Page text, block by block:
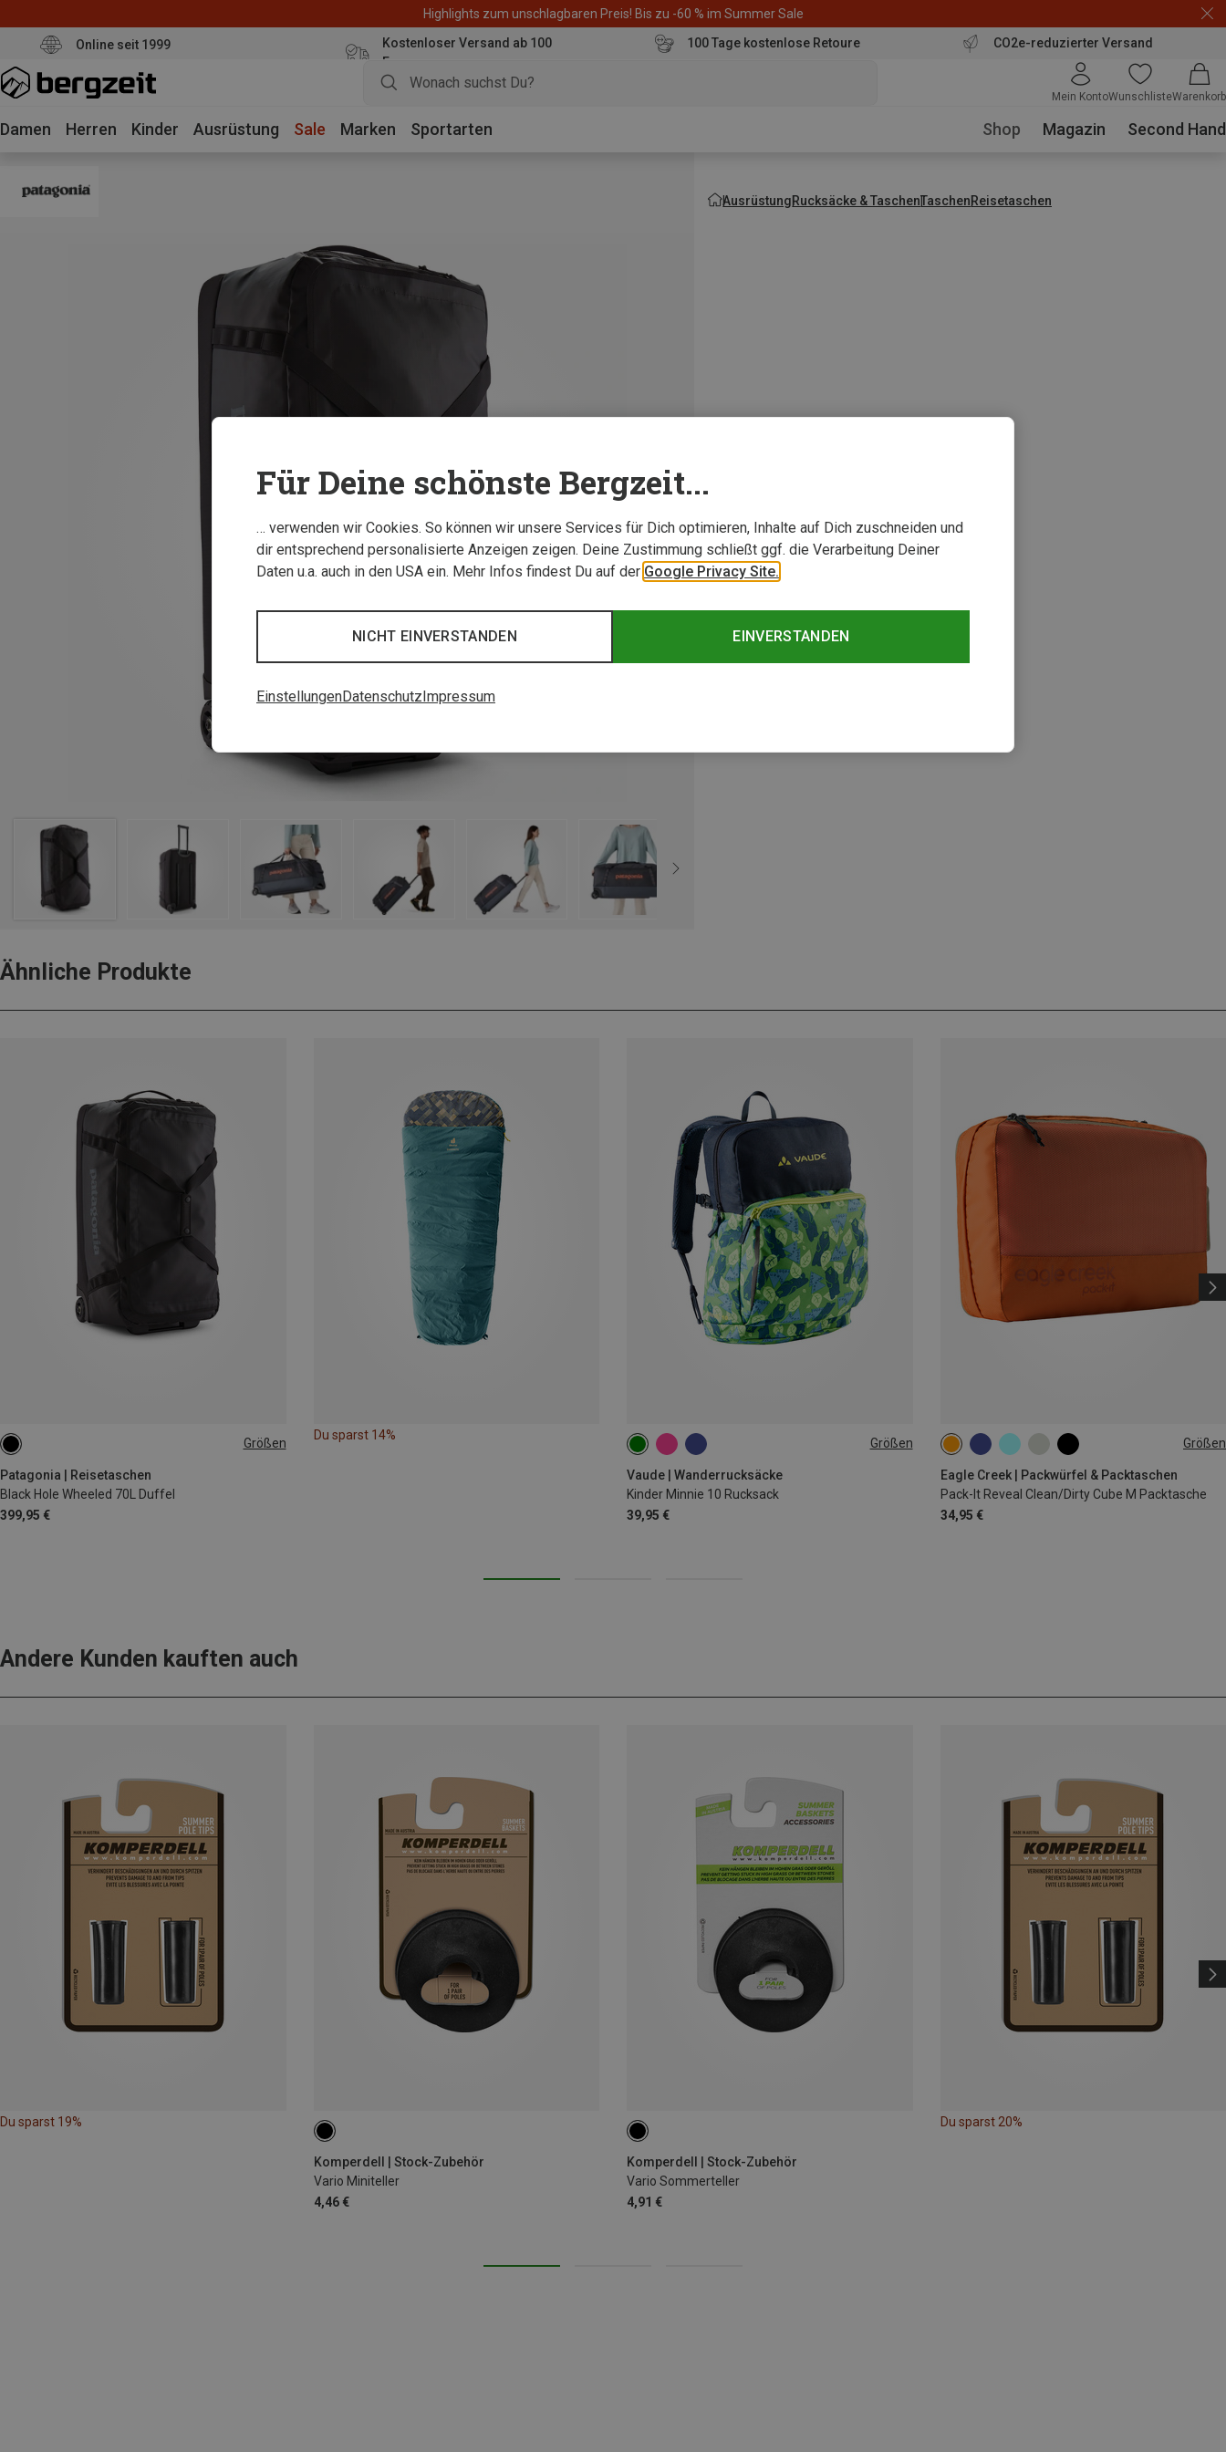
Highlights zum unschlagbaren Preis! Bis zu -60 % im Summer Sale
Online seit 1999
Kostenloser Versand ab 100
Euro
100 Tage kostenlose Retoure CO2e-reduzierter Versand
Mein KontoWunschlisteWarenkorb
Damen Herren Kinder Ausrüstung Sale Marken Sportarten Shop Magazin Second Hand
AusrüstungRucksäcke & TaschenTaschenReisetaschen
Ähnliche Produkte
Größen
Patagonia | Reisetaschen
Black Hole Wheeled 70L Duffel
399,95 €
70L
Du sparst 14%
Größen
Vaude | Wanderrucksäcke
Kinder Minnie 10 Rucksack
39,95 €
10L Größen
Eagle Creek | Packwürfel & Packtaschen
Pack-It Reveal Clean/Dirty Cube M Packtasche
34,95 €
M
Andere Kunden kauften auch
Du sparst 19%
Komperdell | Stock-Zubehör
Vario Miniteller
4,46 €
Komperdell | Stock-Zubehör
Vario Sommerteller
4,91 €
Du sparst 20%
Für Deine schönste Bergzeit...
… verwenden wir Cookies. So können wir unsere Services für Dich optimieren, Inhalte auf Dich zuschneiden und
dir entsprechend personalisierte Anzeigen zeigen. Deine Zustimmung schließt ggf. die Verarbeitung Deiner
Daten u.a. auch in den USA ein. Mehr Infos findest Du auf der Google Privacy Site.
EINVERSTANDEN
NICHT EINVERSTANDEN
EinstellungenDatenschutz Impressum